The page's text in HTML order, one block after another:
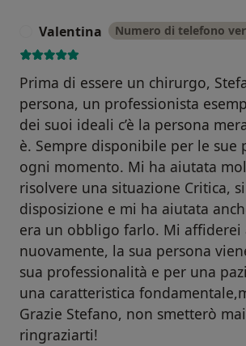
Valentina Numero di telefono
Prima di essere un chirurgo,
persona, un professionista
dei suoi ideali c’è la persona
è. Sempre disponibile per le sue
ogni momento. Mi ha aiutata
risolvere una situazione Critica,
disposizione e mi ha aiutata
era un obbligo farlo. Mi affiderei
nuovamente, la sua persona
sua professionalità e per una
una caratteristica
Grazie Stefano, non smetterò
ringraziarti!